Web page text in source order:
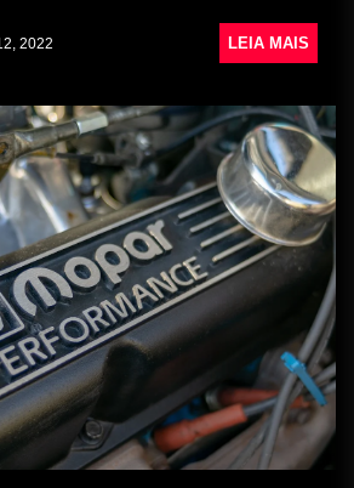
2022 LEIA MAIS